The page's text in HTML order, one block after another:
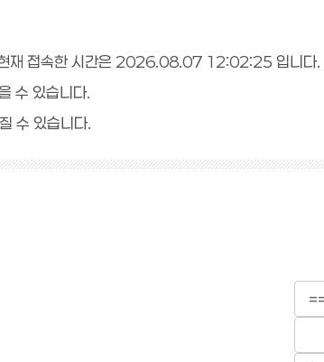
재 접속한 시간은 2026.08.07 12:02:25 입니다.
수 있습니다.
수 있습니다.